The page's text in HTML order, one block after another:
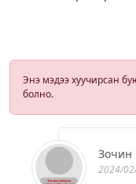
Энэ мэдээ хуучирсан
болно.
Зочин
2024/